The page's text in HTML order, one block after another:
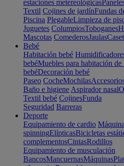
estaciones metereológicas
Textil Cojines de jardínFundas
Piscina PlegableLimpieza de
Juguetes ColumpiosToboganes
Mascotas ComederosJaulas
Bebé
Habitación bebé
bebéMuebles para habitación de
bebéDecoración bebé
Paseo CocheMochilas
Baño e higiene Aspirador nasal
Textil bebé CojinesFunda
Seguridad Barreras
Deporte
Equipamiento de cardio
spinningElípticasBicicletas
complementosCintasRodillos
Equipamiento de musculación
BancosMancuernasMáquinas